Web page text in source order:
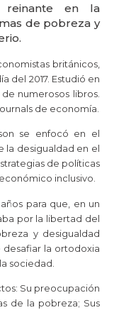
reinante en la
de pobreza y
británicos,
del 2017. Estudió en
numerosos libros.
de economía.
se enfocó en el
la desigualdad en el
de políticas
inclusivo.
para que, en un
por la libertad del
y desigualdad
la ortodoxia
sociedad.
Su preocupación
de la pobreza; Sus